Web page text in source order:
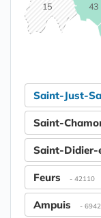
15 43
Saint-Just-
Saint-
Saint-Didier-
Feurs - 42110
Ampuis -